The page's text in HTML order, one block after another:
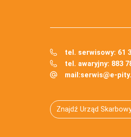
tel. serwisowy: 61
tel. awaryjny: 883
mail:serwis@e-
Znajdź Urząd